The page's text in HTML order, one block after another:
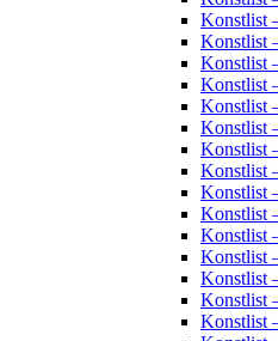
Konstlist
Konstlist
Konstlist
Konstlist
Konstlist
Konstlist
Konstlist
Konstlist
Konstlist
Konstlist
Konstlist
Konstlist
Konstlist
Konstlist
Konstlist